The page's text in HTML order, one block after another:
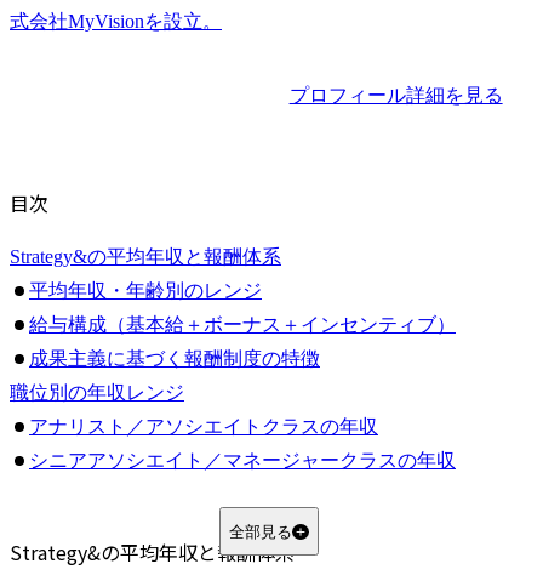
プロフィール詳細を見る
目次
Strategy&の平均年収と報酬体系
平均年収・年齢別のレンジ
給与構成（基本給＋ボーナス＋インセンティブ）
成果主義に基づく報酬制度の特徴
職位別の年収レンジ
アナリスト／アソシエイトクラスの年収
シニアアソシエイト／マネージャークラスの年収
Strategy&の年収が高い理由
高付加価値な戦略案件を担うビジネスモデル
全部見る
Strategy&の平均年収と報酬体系